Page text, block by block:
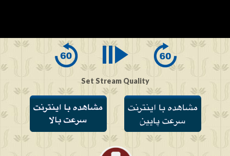
seconds
0
Set Stream Quality